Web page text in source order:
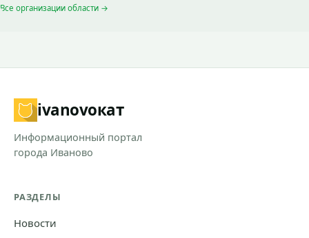
Все организации области →
ivanovoкат
Информационный портал
города Иваново
РАЗДЕЛЫ
Новости